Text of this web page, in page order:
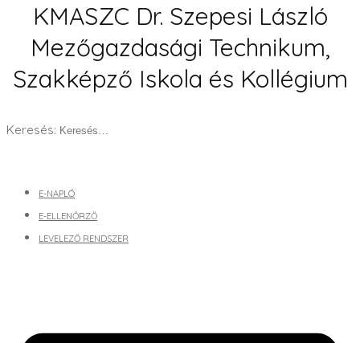
KMASZC Dr. Szepesi László
Mezőgazdasági Technikum,
Szakképző Iskola és Kollégium
Keresés:
E-NAPLÓ
E-ELLENŐRZŐ
LEVELEZŐ RENDSZER